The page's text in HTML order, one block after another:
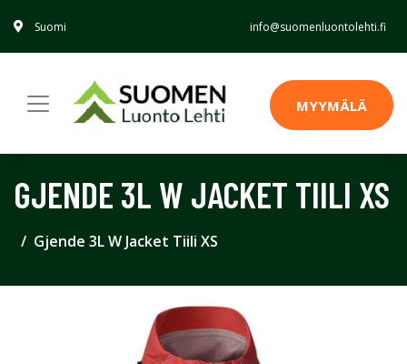
Suomi info@suomenluontolehti.fi
MYYMÄLÄ
GJENDE 3L W JACKET TIILI XS
Gjende 3L W Jacket Tiili XS